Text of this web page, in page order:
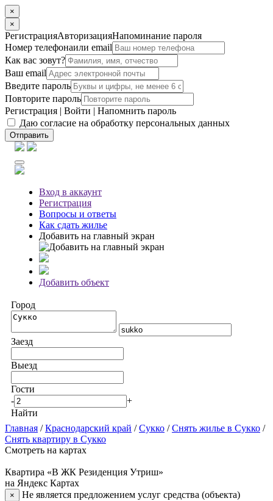
×
×
РегистрацияАвторизацияНапоминание пароля
Номер телефонаили email
Как вас зовут?
Ваш email
Введите пароль
Повторите пароль
Регистрация | Войти | Напомнить пароль
Даю согласие на обработку персональных данных
Отправить
Вход в аккаунт
Регистрация
Вопросы и ответы
Как сдать жилье
Добавить на главный экран
Добавить объект
Город
Заезд
Выезд
Гости
-
+
Найти
Главная /Краснодарский край /Сукко /Снять жилье в Сукко /
Снять квартиру в Сукко
Смотреть на картах
Квартира «В ЖК Резиденция Утриш»
на Яндекс Картах
×
Не является предложением услуг средства (объекта)